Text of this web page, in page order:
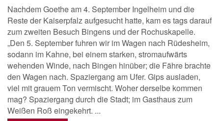
Nachdem Goethe am 4. September Ingelheim und die
Reste der Kaiserpfalz aufgesucht hatte, kam es tags darauf
zum zweiten Besuch Bingens und der Rochuskapelle.
„Den 5. September fuhren wir im Wagen nach Rüdesheim,
sodann im Kahne, bei einem starken, stromaufwärts
wehenden Winde, nach Bingen hinüber; die Fähre brachte
den Wagen nach. Spaziergang am Ufer. Gips ausladen,
viel mit grauem Ton vermischt. Woher derselbe kommen
mag? Spaziergang durch die Stadt; im Gasthaus zum
Weißen Roß eingekehrt. ...